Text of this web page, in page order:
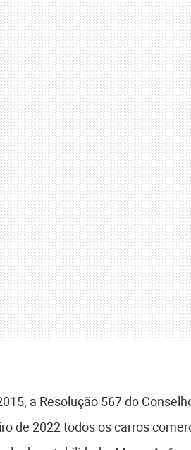
a Resolução 567 do
de 2022 todos os carros